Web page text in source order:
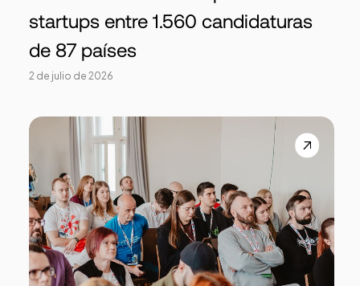
startups entre 1.560 candidaturas
de 87 países
2 de julio de 2026